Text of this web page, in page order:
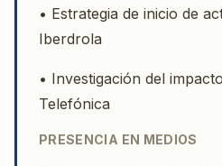
• Estrategia de inicio de
Iberdrola
• Investigación del
Telefónica
PRESENCIA EN MEDIOS